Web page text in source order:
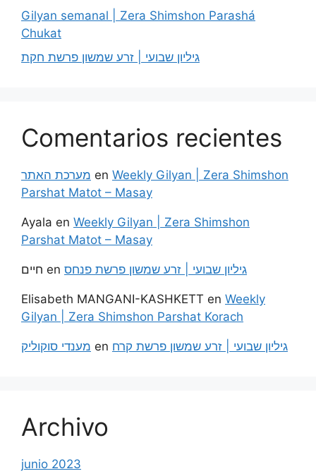
Gilyan semanal | Zera Shimshon Parashá
Chukat
גיליון שבועי | זרע שמשון פרשת חקת
Comentarios recientes
מערכת האתר en Weekly Gilyan | Zera Shimshon
Parshat Matot – Masay
Ayala en Weekly Gilyan | Zera Shimshon
Parshat Matot – Masay
חיים en גיליון שבועי | זרע שמשון פרשת פנחס
Elisabeth MANGANI-KASHKETT en Weekly
Gilyan | Zera Shimshon Parshat Korach
מענדי סוקוליק en גיליון שבועי | זרע שמשון פרשת קרח
Archivo
junio 2023